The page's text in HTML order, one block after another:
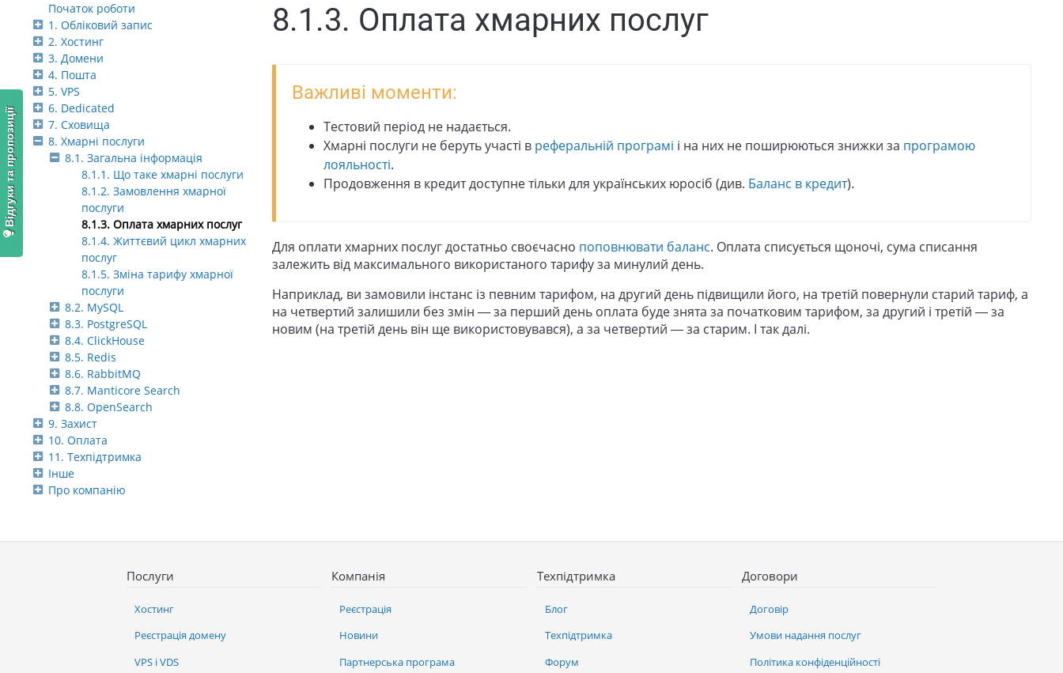
Початок роботи
1. Обліковий запис
2. Хостинг
3. Домени
4. Пошта
5. VPS
6. Dedicated
7. Сховища
8. Хмарні послуги
8.1. Загальна інформація
8.1.1. Що таке хмарні послуги
8.1.2. Замовлення хмарної
послуги
8.1.3. Оплата хмарних послуг
8.1.4. Життєвий цикл хмарних
послуг
8.1.5. Зміна тарифу хмарної
послуги
8.2. MySQL
8.3. PostgreSQL
8.4. ClickHouse
8.5. Redis
8.6. RabbitMQ
8.7. Manticore Search
8.8. OpenSearch
9. Захист
10. Оплата
11. Техпідтримка
Інше
Про компанію
8.1.3. Оплата хмарних послуг
Важливі моменти:
Тестовий період не надається.
Хмарні послуги не беруть участі в реферальній програмі і на них не поширюються знижки за програмою
лояльності.
Продовження в кредит доступне тільки для українських юросіб (див. Баланс в кредит).
Для оплати хмарних послуг достатньо своєчасно поповнювати баланс. Оплата списується щоночі, сума списання
залежить від максимального використаного тарифу за минулий день.
Наприклад, ви замовили інстанс із певним тарифом, на другий день підвищили його, на третій повернули старий тариф, а
на четвертий залишили без змін — за перший день оплата буде знята за початковим тарифом, за другий і третій — за
новим (на третій день він ще використовувався), а за четвертий — за старим. І так далі.
Послуги
Хостинг
Реєстрація домену
VPS і VDS
Компанія
Реєстрація
Новини
Партнерська програма
Техпідтримка
Блог
Техпідтримка
Форум
Договори
Договір
Умови надання послуг
Політика конфіденційності
Відгуки та пропозиції